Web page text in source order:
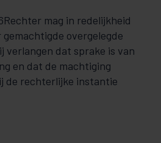
mag in redelijkheid
overgelegde
verlangen dat sprake is van
en dat de machtiging
de rechterlijke instantie